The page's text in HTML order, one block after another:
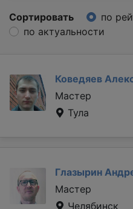
Сортировать по
по актуальности
Коведяев
Мастер
Тула
Глазырин
Мастер
Челябинск